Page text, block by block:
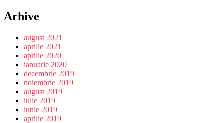
Arhive
august 2021
aprilie 2021
aprilie 2020
ianuarie 2020
decembrie 2019
noiembrie 2019
august 2019
iulie 2019
iunie 2019
aprilie 2019